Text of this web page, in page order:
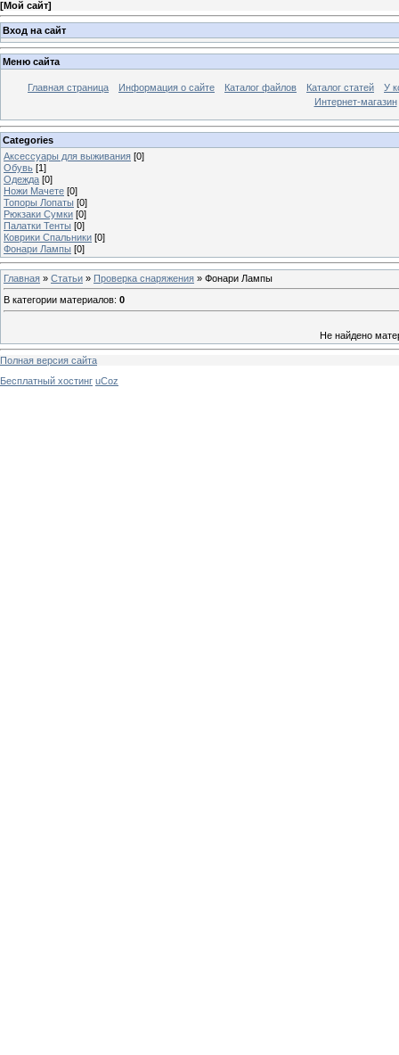
[Мой сайт]
Вход на сайт
Меню сайта
Главная страница Информация о сайте Каталог файлов Каталог статей
У
Интернет-магазин
Categories
Аксессуары для выживания [0]
Обувь [1]
Одежда [0]
Ножи Мачете [0]
Топоры Лопаты [0]
Рюкзаки Сумки [0]
Палатки Тенты [0]
Коврики Спальники [0]
Фонари Лампы [0]
Главная » Статьи » Проверка снаряжения » Фонари Лампы
В категории материалов: 0
Не найдено
Полная версия сайта
Бесплатный хостинг uCoz